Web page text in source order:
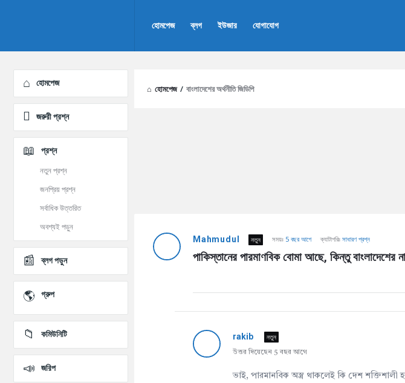
Navigation
হোমপেজ ব্লগ ইউজার যোগাযোগ
হোমপেজ / বাংলাদেশের অর্থনীতি জিডিপি
Latest
Mahmudul নতুন সময়ঃ 5 বছর আগে ক্যাটাগরিঃসাধারণ প্রশ্ন
পাকিস্তানের পারমাণবিক বোমা আছে, কিন্তু বাংলাদেশের
rakib নতুন
উত্তর দিয়েছেন 5 বছর আগে
ভাই, পারমানবিক অস্ত্র থাকলেই কি দেশ শক্তিশালী
Explore
হোমপেজ
জরুরী প্রশ্ন
প্রশ্ন
নতুন প্রশ্ন
জনপ্রিয় প্রশ্ন
সর্বাধিক উত্তরিত
অবশ্যই পড়ুন
ব্লগ পড়ুন
গ্রুপ
কমিউনিটি
জরিপ